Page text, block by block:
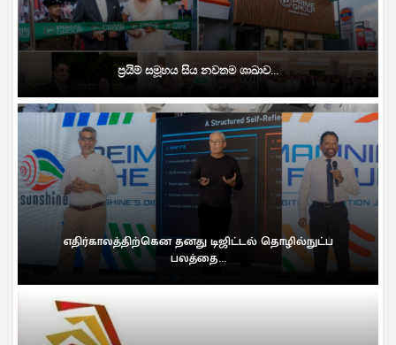
ප්‍රයිම් සමූහය සිය නවතම ශාඛාව...
எதிர்காலத்திற்கென தனது டிஜிட்டல் தொழில்நுட்ப
பலத்தை...